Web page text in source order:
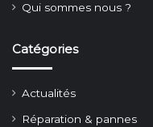
Qui sommes nous ?
Catégories
Actualités
Réparation & pannes